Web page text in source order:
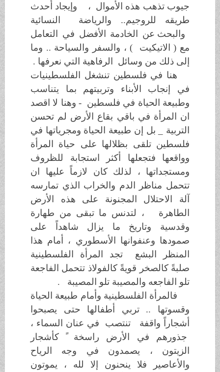
جيوب تذهب هذه الأموال ،
وإيجاد أحدث
طريقه للروجيم.. والرياضة النسائية
والبحث عن الخادمة الأفضل في التعامل
مع ( الاتيكيت( ، والسفر والسياحة .. وما
إلى ذلك من وسائل الرفاهية التي نعرفها .
هنا في فلسطين تنشغل الفلسطينيات
في إنجاب الأبناء وتربيتهم بما يتناسب
وطبيعة الحياة في فلسطين - وهنا لا اقصد
ان المرأة في باقي بقاع الأرض لم تحسن
التربية _ بل إن طبيعة الحياة ومجرياتها في
فلسطين تلقى بظلالها على حياة المرأة
وواقعها فتجعلها أكثر استجابة للظروف
ومستجداتها ، لذلك كان لازماً عليها ان
تتحمل مناظر الدم والخراب الذي تمارسه
آلة الاحتلال المجنونة على هذه الأرض
الطاهرة ، لتدنس ما تبقى من طهارة
وقدسية وتاريخ ما يزال شاهداً على
صمودها وعنفوانها الأسطوري ، أمام هذا
المنظر البشع تجد المرأة الفلسطينية
صلبةً كالصخر قويةً كالفولاذ تتحمل الفاجعة
تلو الفاجعه والمصيبة تلو المصيبة .
فالمرأة الفلسطينية وأمام طبيعة الحياة
وقسوتها .. تربي أطفالها حتى يصبحوا
أشجاراً واقفة تنتصب في عنان السماء ،
جذورهم في الأرض راسخة ً كأشجار
الزيتون ، يصمدون في وجه الرياح
والأعاصير فلا ينحنون إلا لله ، يموتون